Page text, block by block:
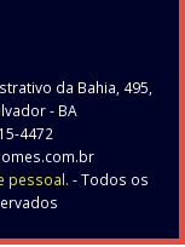
da Bahia, 495,
- BA
4472
pessoal. - Todos os